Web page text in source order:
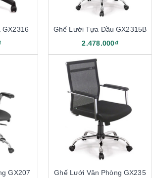
GX2316
Ghế Lưới Tựa Đầu GX2315B
2.478.000₫
GX207
Ghế Lưới Văn Phòng GX235